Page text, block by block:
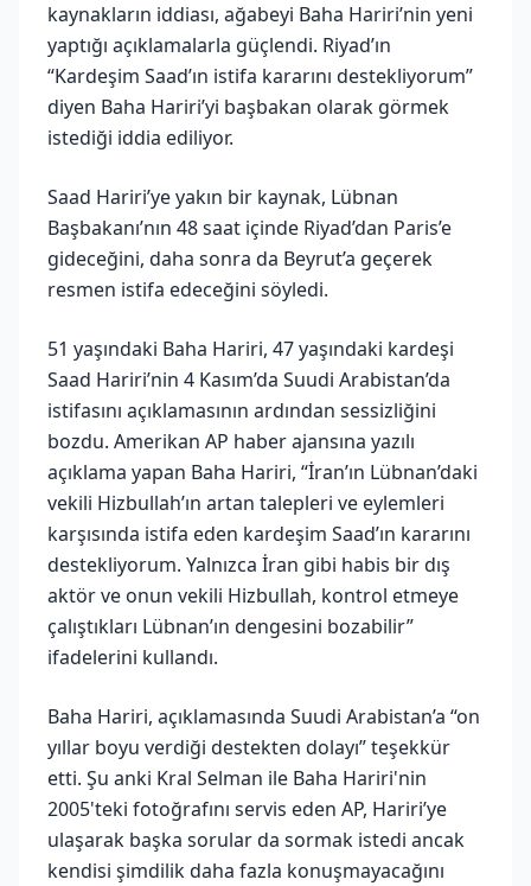
kaynakların iddiası, ağabeyi Baha Hariri’nin yeni
yaptığı açıklamalarla güçlendi. Riyad’ın
“Kardeşim Saad’ın istifa kararını destekliyorum”
diyen Baha Hariri’yi başbakan olarak görmek
istediği iddia ediliyor.
Saad Hariri’ye yakın bir kaynak, Lübnan
Başbakanı’nın 48 saat içinde Riyad’dan Paris’e
gideceğini, daha sonra da Beyrut’a geçerek
resmen istifa edeceğini söyledi.
51 yaşındaki Baha Hariri, 47 yaşındaki kardeşi
Saad Hariri’nin 4 Kasım’da Suudi Arabistan’da
istifasını açıklamasının ardından sessizliğini
bozdu. Amerikan AP haber ajansına yazılı
açıklama yapan Baha Hariri, “İran’ın Lübnan’daki
vekili Hizbullah’ın artan talepleri ve eylemleri
karşısında istifa eden kardeşim Saad’ın kararını
destekliyorum. Yalnızca İran gibi habis bir dış
aktör ve onun vekili Hizbullah, kontrol etmeye
çalıştıkları Lübnan’ın dengesini bozabilir”
ifadelerini kullandı.
Baha Hariri, açıklamasında Suudi Arabistan’a “on
yıllar boyu verdiği destekten dolayı” teşekkür
etti. Şu anki Kral Selman ile Baha Hariri'nin
2005'teki fotoğrafını servis eden AP, Hariri’ye
ulaşarak başka sorular da sormak istedi ancak
kendisi şimdilik daha fazla konuşmayacağını